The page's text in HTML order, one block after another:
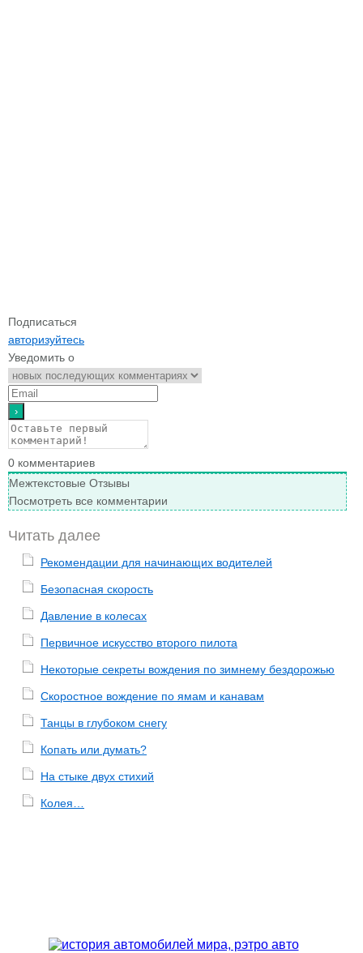
Подписаться
авторизуйтесь
Уведомить о
0 комментариев
Межтекстовые Отзывы
Посмотреть все комментарии
Читать далее
Рекомендации для начинающих водителей
Безопасная скорость
Давление в колесах
Первичное искусство второго пилота
Некоторые секреты вождения по зимнему бездорожью
Скоростное вождение по ямам и канавам
Танцы в глубоком снегу
Копать или думать?
На стыке двух стихий
Колея…